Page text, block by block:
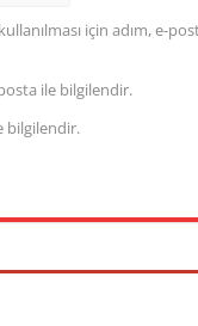
için adım, e-
ile bilgilendir.
bilgilendir.